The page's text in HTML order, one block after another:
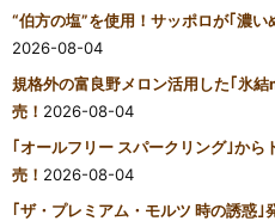
“伯方の塩”を使用！サッポロが｢濃
2026-08-04
規格外の富良野メロン活用した｢氷
売！ 2026-08-04
｢オールフリー スパークリング｣か
売！ 2026-08-04
｢ザ・プレミアム・モルツ 時の誘惑